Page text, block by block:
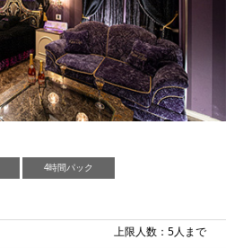
4時間パック
上限人数：5人まで